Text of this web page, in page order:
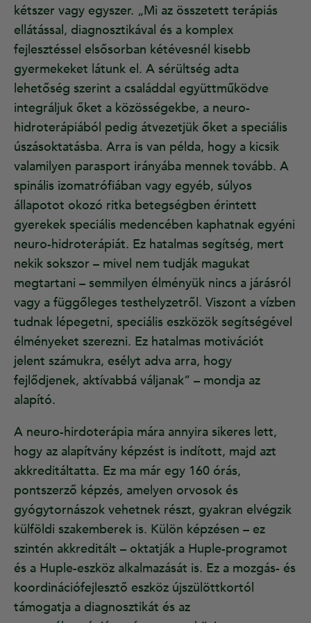
kétszer vagy egyszer. „Mi az összetett terápiás
ellátással, diagnosztikával és a komplex
fejlesztéssel elsősorban kétévesnél kisebb
gyermekeket látunk el. A sérültség adta
lehetőség szerint a családdal együttműködve
integráljuk őket a közösségekbe, a neuro-
hidroterápiából pedig átvezetjük őket a speciális
úszásoktatásba. Arra is van példa, hogy a kicsik
valamilyen parasport irányába mennek tovább. A
spinális izomatrófiában vagy egyéb, súlyos
állapotot okozó ritka betegségben érintett
gyerekek speciális medencében kaphatnak egyéni
neuro-hidroterápiát. Ez hatalmas segítség, mert
nekik sokszor – mivel nem tudják magukat
megtartani – semmilyen élményük nincs a járásról
vagy a függőleges testhelyzetről. Viszont a vízben
tudnak lépegetni, speciális eszközök segítségével
élményeket szerezni. Ez hatalmas motivációt
jelent számukra, esélyt adva arra, hogy
fejlődjenek, aktívabbá váljanak” – mondja az
alapító.
A neuro-hirdoterápia mára annyira sikeres lett,
hogy az alapítvány képzést is indított, majd azt
akkreditáltatta. Ez ma már egy 160 órás,
pontszerző képzés, amelyen orvosok és
gyógytornászok vehetnek részt, gyakran elvégzik
külföldi szakemberek is. Külön képzésen – ez
szintén akkreditált – oktatják a Huple-programot
és a Huple-eszköz alkalmazását is. Ez a mozgás- és
koordinációfejlesztő eszköz újszülöttkortól
támogatja a diagnosztikát és az